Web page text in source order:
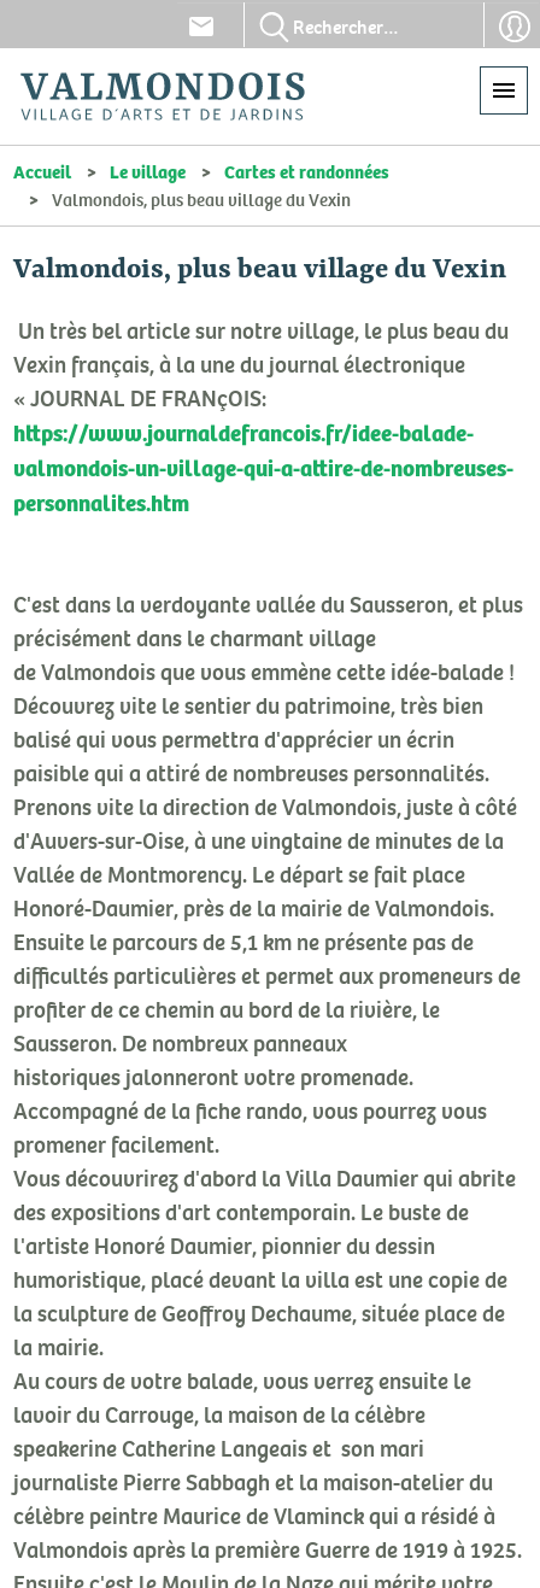
Aller
au
contenu
principal
En-
tête
-
Communication
En-
tête
-
Accueil Le village Cartes et randonnées
Valmondois, plus beau village du Vexin
Valmondois, plus beau village du Vexin
Un très bel article sur notre village, le plus beau du
Vexin français, à la une du journal électronique
« JOURNAL DE FRANçOIS:
https://www.journaldefrancois.fr/idee-balade-
valmondois-un-village-qui-a-attire-de-nombreuses-
personnalites.htm
C'est dans la verdoyante vallée du Sausseron, et plus
précisément dans le charmant village
de Valmondois que vous emmène cette idée-balade !
Découvrez vite le sentier du patrimoine, très bien
balisé qui vous permettra d'apprécier un écrin
paisible qui a attiré de nombreuses personnalités.
Prenons vite la direction de Valmondois, juste à côté
d'Auvers-sur-Oise, à une vingtaine de minutes de la
Vallée de Montmorency. Le départ se fait place
Honoré-Daumier, près de la mairie de Valmondois.
Ensuite le parcours de 5,1 km ne présente pas de
difficultés particulières et permet aux promeneurs de
profiter de ce chemin au bord de la rivière, le
Sausseron. De nombreux panneaux
historiques jalonneront votre promenade.
Accompagné de la fiche rando, vous pourrez vous
promener facilement.
Vous découvrirez d'abord la Villa Daumier qui abrite
des expositions d'art contemporain. Le buste de
l'artiste Honoré Daumier, pionnier du dessin
humoristique, placé devant la villa est une copie de
la sculpture de Geoffroy Dechaume, située place de
la mairie.
Au cours de votre balade, vous verrez ensuite le
lavoir du Carrouge, la maison de la célèbre
speakerine Catherine Langeais et son mari
journaliste Pierre Sabbagh et la maison-atelier du
célèbre peintre Maurice de Vlaminck qui a résidé à
Valmondois après la première Guerre de 1919 à 1925.